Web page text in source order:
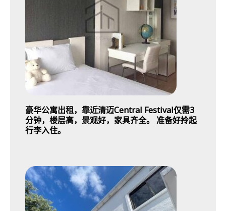
豪华公寓出租，靠近清迈Central Festival仅需3
分钟，楼层高，景观好，家具齐全。 准备好拎起
行李入住。